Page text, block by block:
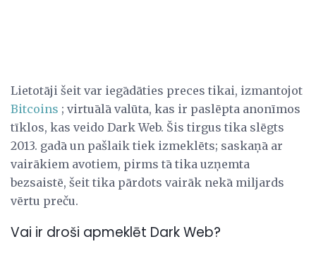
Lietotāji šeit var iegādāties preces tikai, izmantojot
Bitcoins ; virtuālā valūta, kas ir paslēpta anonīmos
tīklos, kas veido Dark Web. Šis tirgus tika slēgts
2013. gadā un pašlaik tiek izmeklēts; saskaņā ar
vairākiem avotiem, pirms tā tika uzņemta
bezsaistē, šeit tika pārdots vairāk nekā miljards
vērtu preču.
Vai ir droši apmeklēt Dark Web?